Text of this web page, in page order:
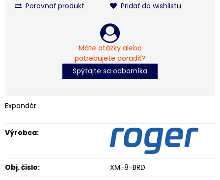
Porovnať produkt Pridať do wishlistu
Máte otázky alebo
potrebujete poradiť?
Spýtajte sa odborníka
Expandér
Výrobca:
Obj. čislo:
XM-8-BRD